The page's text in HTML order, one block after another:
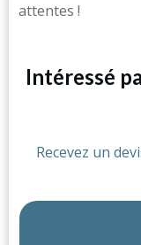
attentes !
Intéressé
Recevez un